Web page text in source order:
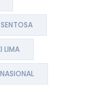
LIMA